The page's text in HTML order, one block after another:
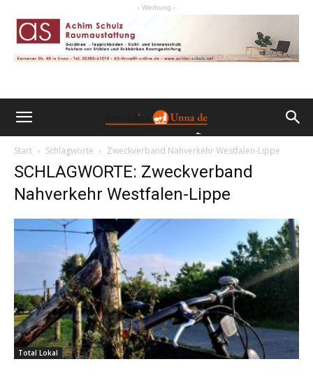
- Werbung -
Start Schlagworte Zweckverband Nahverkehr Westfalen-Lippe
SCHLAGWORTE: Zweckverband
Nahverkehr Westfalen-Lippe
Total Lokal